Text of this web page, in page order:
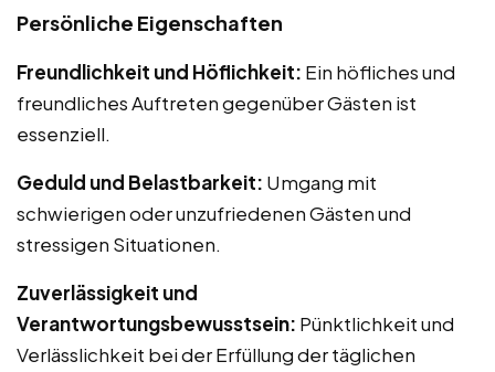
Persönliche Eigenschaften
Freundlichkeit und Höflichkeit: Ein höfliches und
freundliches Auftreten gegenüber Gästen ist
essenziell.
Geduld und Belastbarkeit: Umgang mit
schwierigen oder unzufriedenen Gästen und
stressigen Situationen.
Zuverlässigkeit und
Verantwortungsbewusstsein: Pünktlichkeit und
Verlässlichkeit bei der Erfüllung der täglichen